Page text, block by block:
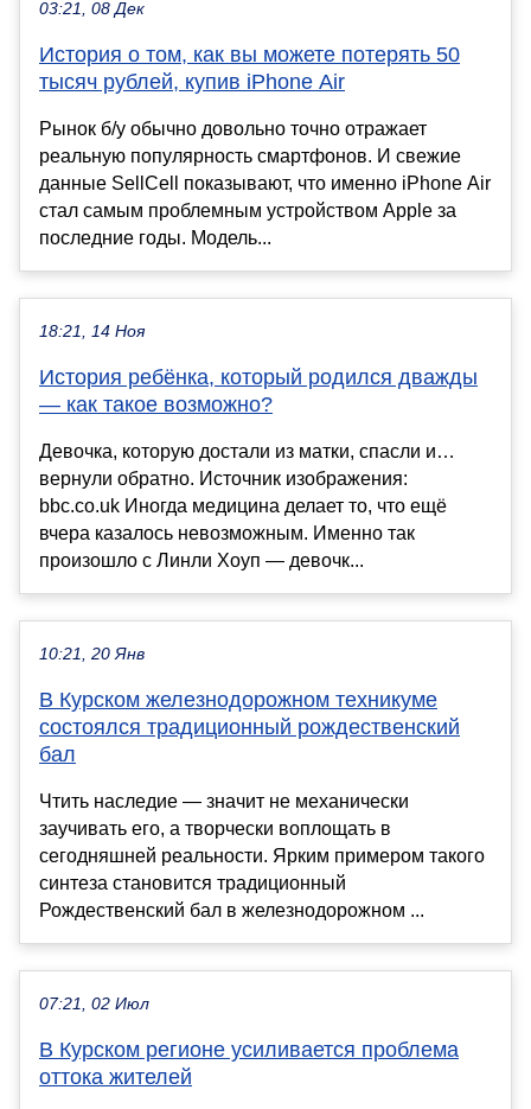
03:21, 08 Дек
История о том, как вы можете потерять 50
тысяч рублей, купив iPhone Air
Рынок б/у обычно довольно точно отражает
реальную популярность смартфонов. И свежие
данные SellCell показывают, что именно iPhone Air
стал самым проблемным устройством Apple за
последние годы. Модель...
18:21, 14 Ноя
История ребёнка, который родился дважды
— как такое возможно?
Девочка, которую достали из матки, спасли и…
вернули обратно. Источник изображения:
bbc.co.uk Иногда медицина делает то, что ещё
вчера казалось невозможным. Именно так
произошло с Линли Хоуп — девочк...
10:21, 20 Янв
В Курском железнодорожном техникуме
состоялся традиционный рождественский
бал
Чтить наследие — значит не механически
заучивать его, а творчески воплощать в
сегодняшней реальности. Ярким примером такого
синтеза становится традиционный
Рождественский бал в железнодорожном ...
07:21, 02 Июл
В Курском регионе усиливается проблема
оттока жителей